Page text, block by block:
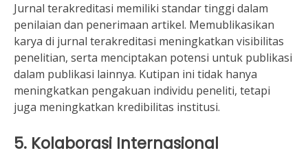
Jurnal terakreditasi memiliki standar tinggi dalam
penilaian dan penerimaan artikel. Memublikasikan
karya di jurnal terakreditasi meningkatkan visibilitas
penelitian, serta menciptakan potensi untuk publikasi
dalam publikasi lainnya. Kutipan ini tidak hanya
meningkatkan pengakuan individu peneliti, tetapi
juga meningkatkan kredibilitas institusi.
5. Kolaborasi Internasional